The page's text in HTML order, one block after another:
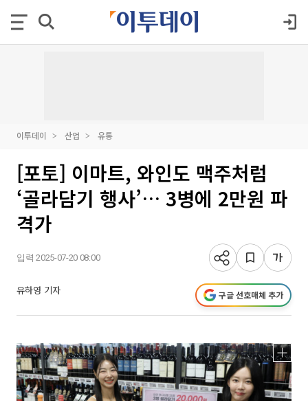
이투데이 산업 유통
[포토] 이마트, 와인도 맥주처럼
‘골라담기 행사’… 3병에 2만원 파
격가
입력 2025-07-20 08:00
유하영 기자 구글 선호매체 추가